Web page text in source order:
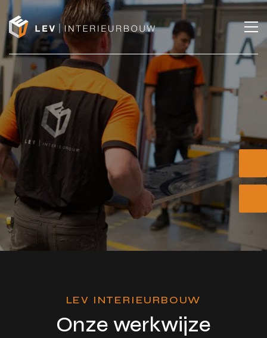
LEV INTERIEURBOUW
Onze werkwijze